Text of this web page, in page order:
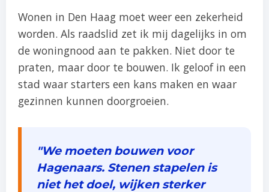
Wonen in Den Haag moet weer een zekerheid
worden. Als raadslid zet ik mij dagelijks in om
de woningnood aan te pakken. Niet door te
praten, maar door te bouwen. Ik geloof in een
stad waar starters een kans maken en waar
gezinnen kunnen doorgroeien.
"We moeten bouwen voor
Hagenaars. Stenen stapelen is
niet het doel, wijken sterker